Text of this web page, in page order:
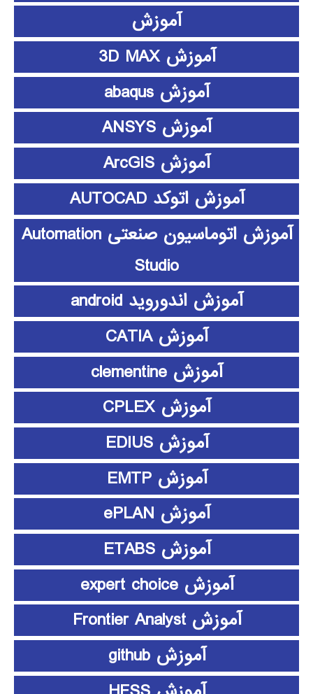
آموزش
آموزش 3D MAX
آموزش abaqus
آموزش ANSYS
آموزش ArcGIS
آموزش اتوکد AUTOCAD
آموزش اتوماسیون صنعتی Automation
Studio
آموزش اندوروید android
آموزش CATIA
آموزش clementine
آموزش CPLEX
آموزش EDIUS
آموزش EMTP
آموزش ePLAN
آموزش ETABS
آموزش expert choice
آموزش Frontier Analyst
آموزش github